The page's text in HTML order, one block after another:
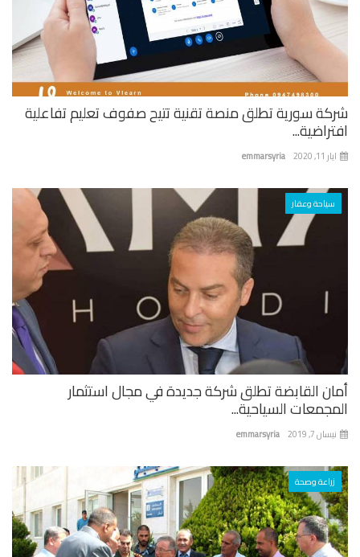
سورية تطلق منصة تقنية تتيح صفوف تعليم تفاعلية
emmarsyria
سياحة وعقار
القابضة تطلق شركة جديدة في مجال استثمار
السياحية...
emmarsyria 7, 2019
زراعة وصحة